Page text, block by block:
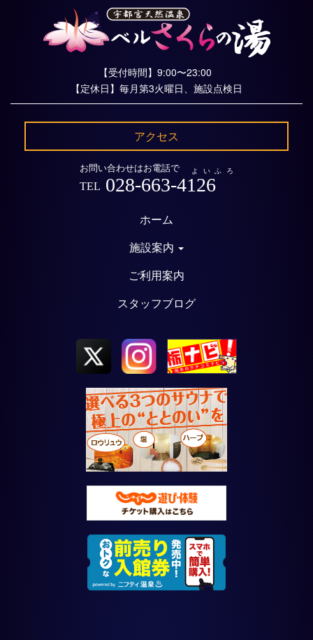
【受付時間】9:00〜23:00
【定休日】毎月第3火曜日、施設点検日
アクセス
お問い合わせはお電話で よいふろ
TEL 028-663-4126
ホーム
施設案内
ご利用案内
スタッフブログ